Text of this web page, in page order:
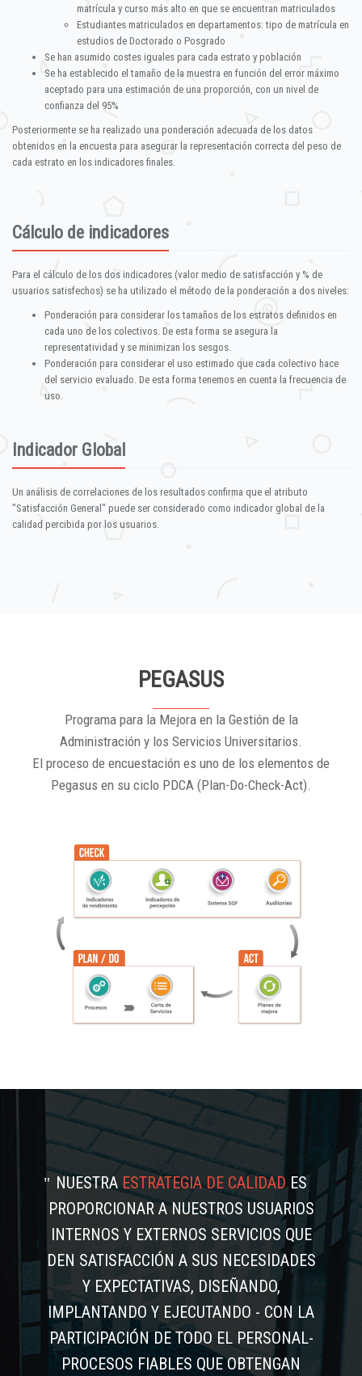
matrícula y curso más alto en que se encuentran matriculados
Estudiantes matriculados en departamentos: tipo de matrícula en
estudios de Doctorado o Posgrado
Se han asumido costes iguales para cada estrato y población
Se ha establecido el tamaño de la muestra en función del error máximo
aceptado para una estimación de una proporción, con un nivel de
confianza del 95%
Posteriormente se ha realizado una ponderación adecuada de los datos
obtenidos en la encuesta para asegurar la representación correcta del peso de
cada estrato en los indicadores finales.
Cálculo de indicadores
Para el cálculo de los dos indicadores (valor medio de satisfacción y % de
usuarios satisfechos) se ha utilizado el método de la ponderación a dos niveles:
Ponderación para considerar los tamaños de los estratos definidos en
cada uno de los colectivos. De esta forma se asegura la
representatividad y se minimizan los sesgos.
Ponderación para considerar el uso estimado que cada colectivo hace
del servicio evaluado. De esta forma tenemos en cuenta la frecuencia de
uso.
Indicador Global
Un análisis de correlaciones de los resultados confirma que el atributo
"Satisfacción General" puede ser considerado como indicador global de la
calidad percibida por los usuarios.
PEGASUS
Programa para la Mejora en la Gestión de la
Administración y los Servicios Universitarios.
El proceso de encuestación es uno de los elementos de
Pegasus en su ciclo PDCA (Plan-Do-Check-Act).
NUESTRAESTRATEGIA DE CALIDADES
PROPORCIONAR A NUESTROS USUARIOS
INTERNOS Y EXTERNOS SERVICIOS QUE
DEN SATISFACCIÓN A SUS NECESIDADES
Y EXPECTATIVAS, DISEÑANDO,
IMPLANTANDO Y EJECUTANDO - CON LA
PARTICIPACIÓN DE TODO EL PERSONAL-
PROCESOS FIABLES QUE OBTENGAN